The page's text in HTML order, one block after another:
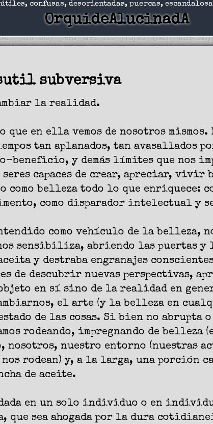
confusas, desorientadas, puercas,
OrquideAlucinadA
subversiva
la realidad.
que en ella vemos de nosotros mismos.
tan aplanados, tan avasallados
y demás límites que nos
seres capaces de crear, apreciar, vivir
como belleza todo lo que enriquece:
como disparador intelectual y
como vehículo de la belleza,
sensibiliza, abriendo las puertas y
y destraba engranajes
de descubrir nuevas perspectivas,
en sí sino de la realidad en
el arte (y la belleza en
de las cosas. Si bien no abrupta
rodeando, impregnando de belleza
nosotros, nuestro entorno (nuestras
rodean) y, a la larga, una porción
de aceite.
en un solo individuo o en
que sea ahogada por la dura